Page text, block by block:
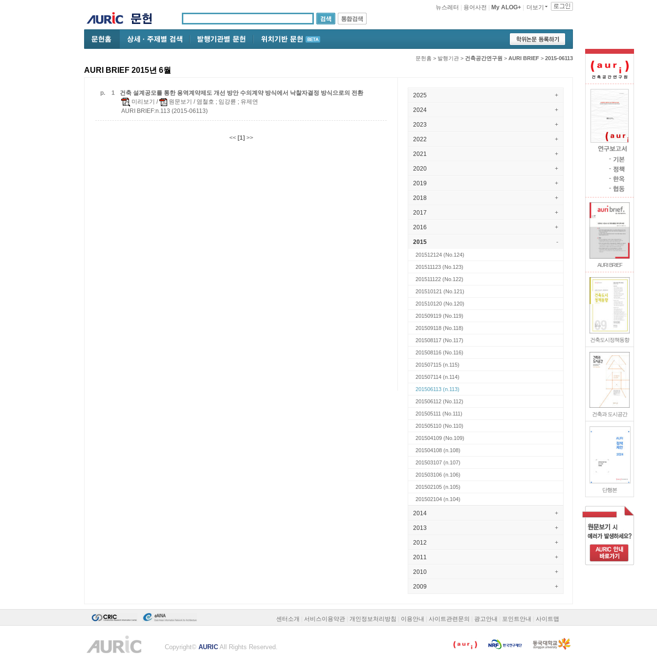
AURI BRIEF
건축도시정책동향
건축과 도시공간
단행본
더보기
My ALOG+
용어사전
뉴스레터
문헌홈 > 발행기관 > 건축공간연구원 > AURI BRIEF > 2015-06113
AURI BRIEF 2015년 6월
p. 1 건축 설계공모를 통한 용역계약제도 개선 방안 수의계약 방식에서 낙찰자결정 방식으로의 전환
미리보기 / 원문보기 / 염철호 ; 임강륜 ; 유제연
AURI BRIEF:n.113 (2015-06113)
<< [1] >>
2025 +
2024 +
2023 +
2022 +
2021 +
2020 +
2019 +
2018 +
2017 +
2016 +
2015 -
201512124 (No.124)
201511123 (No.123)
201511122 (No.122)
201510121 (No.121)
201510120 (No.120)
201509119 (No.119)
201509118 (No.118)
201508117 (No.117)
201508116 (No.116)
201507115 (n.115)
201507114 (n.114)
201506113 (n.113)
201506112 (No.112)
201505111 (No.111)
201505110 (No.110)
201504109 (No.109)
201504108 (n.108)
201503107 (n.107)
201503106 (n.106)
201502105 (n.105)
201502104 (n.104)
2014 +
2013 +
2012 +
2011 +
2010 +
2009 +
센터소개 서비스이용약관 개인정보처리방침 이용안내 사이트관련문의 광고안내 포인트안내 사이트맵
Copyright© AURIC All Rights Reserved.